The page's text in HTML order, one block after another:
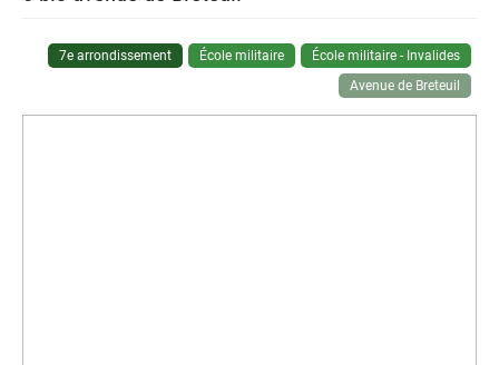
7e arrondissement École militaire
École militaire - Invalides
Avenue de Breteuil